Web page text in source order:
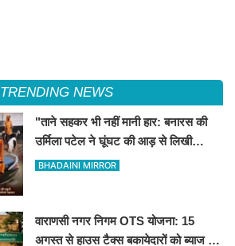
TRENDING NEWS
"ताने सहकर भी नहीं मानी हार: बनारस की
उर्मिला पटेल ने घूंघट की आड़ से लिखी
कामयाबी की नई इबारत"
BHADAINI MIRROR
वाराणसी नगर निगम OTS योजना: 15
अगस्त से हाउस टैक्स बकायेदारों को ब्याज में